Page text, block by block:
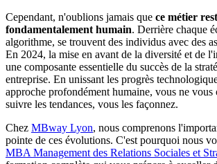
Cependant, n'oublions jamais que ce métier
fondamentalement humain. Derrière chaque
algorithme, se trouvent des individus avec des
En 2024, la mise en avant de la diversité et de
une composante essentielle du succès de la
entreprise. En unissant les progrès
approche profondément humaine, vous ne vous
suivre les tendances, vous les façonnez.
Chez MBway Lyon, nous comprenons
pointe de ces évolutions. C'est pourquoi nous
MBA Management des Relations Sociales et